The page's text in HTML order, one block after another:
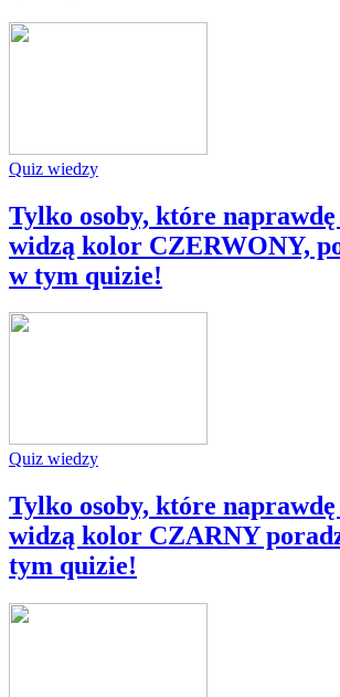
Quiz wiedzy
Tylko osoby, które
widzą kolor CZERWONY,
w tym quizie!
Quiz wiedzy
Tylko osoby, które
widzą kolor CZARNY
tym quizie!